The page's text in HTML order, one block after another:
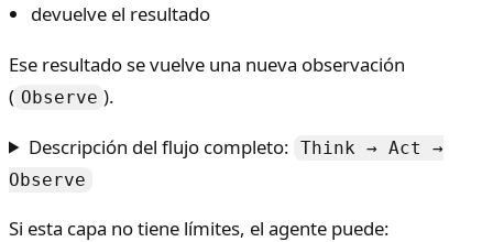
devuelve el resultado
Ese resultado se vuelve una nueva observación
( Observe ).
Descripción del flujo completo: Think → Act →
Observe
Si esta capa no tiene límites, el agente puede: